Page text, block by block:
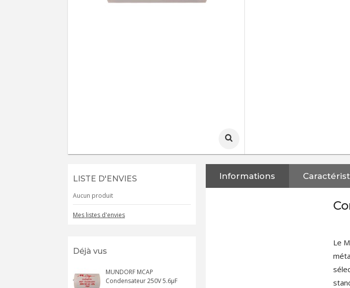
LISTE D'ENVIES
Aucun produit
Mes listes d'envies
Déjà vus
MUNDORF MCAP
Condensateur 250V 5.6µF
Informations
Le